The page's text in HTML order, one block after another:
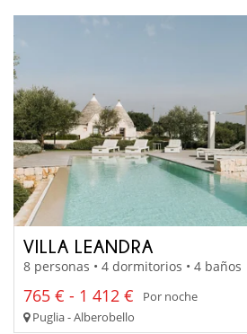
VILLA LEANDRA
8 personas • 4 dormitorios • 4 baños
765 € - 1 412 €
Por noche
Puglia - Alberobello